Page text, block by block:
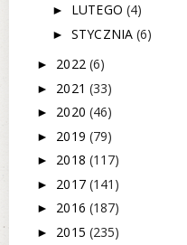
► LUTEGO (4)
►STYCZNIA(6)
► 2022 (6)
► 2021 (33)
► 2020 (46)
► 2019 (79)
► 2018 (117)
► 2017 (141)
► 2016 (187)
► 2015 (235)